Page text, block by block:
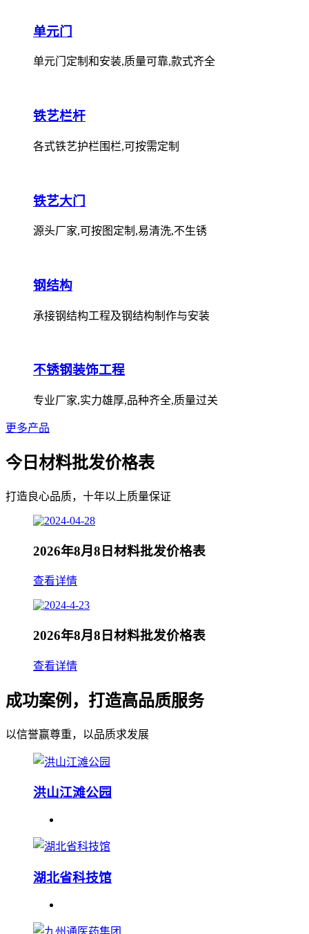
单元门
单元门定制和安装,质量可靠,款式齐全
铁艺栏杆
各式铁艺护栏围栏,可按需定制
铁艺大门
源头厂家,可按图定制,易清洗,不生锈
钢结构
承接钢结构工程及钢结构制作与安装
不锈钢装饰工程
专业厂家,实力雄厚,品种齐全,质量过关
更多产品
今日材料批发价格表
打造良心品质，十年以上质量保证
2026年8月8日材料批发价格表
查看详情
2026年8月8日材料批发价格表
查看详情
成功案例，打造高品质服务
以信誉赢尊重，以品质求发展
洪山江滩公园
湖北省科技馆